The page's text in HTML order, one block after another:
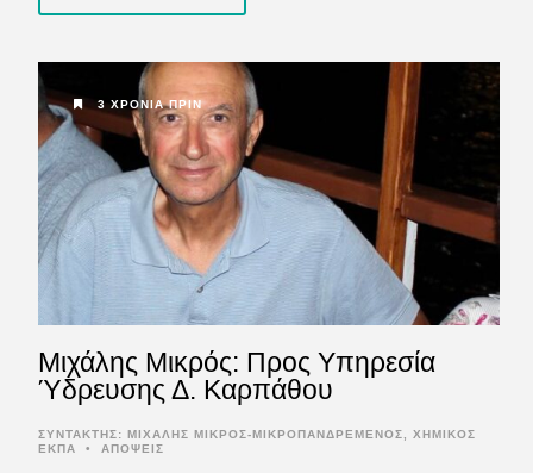
3 ΧΡΌΝΙΑ ΠΡΙΝ
Mιχάλης Μικρός: Προς Υπηρεσία
Ύδρευσης Δ. Καρπάθου
ΣΥΝΤΆΚΤΗΣ:
ΜΙΧΆΛΗΣ ΜΙΚΡΌΣ-ΜΙΚΡΟΠΑΝΔΡΕΜΈΝΟΣ, ΧΗΜΙΚΌΣ
ΕΚΠΑ
• ΑΠΟΨΕΙΣ